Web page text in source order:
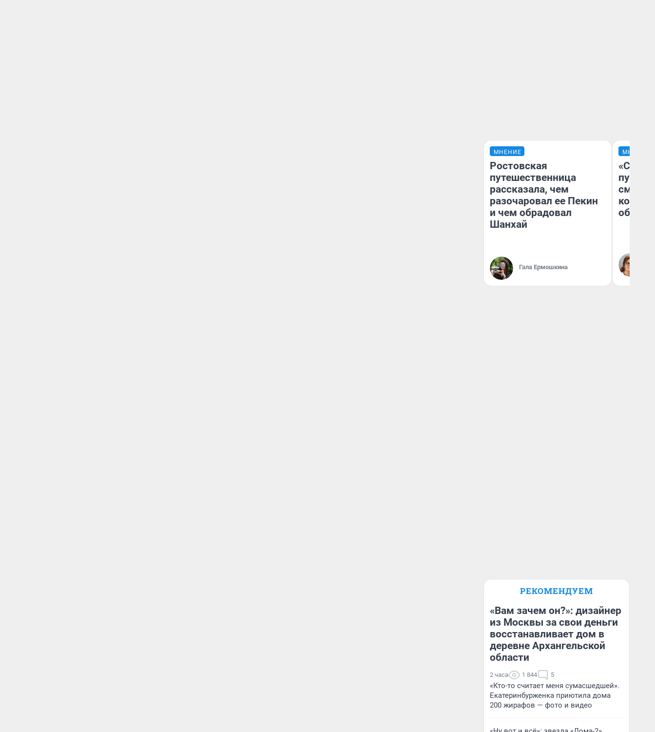
МНЕНИЕ
Ростовская
путешественница
рассказала, чем
разочаровал ее Пекин
и чем обрадовал
Шанхай
Гала Ермошкина
МНЕНИЕ
РЕКОМЕНДУЕМ
«Вам зачем он?»: дизайнер
из Москвы за свои деньги
восстанавливает дом в
деревне Архангельской
области
2 часа 1 844 5
«Кто-то считает меня сумасшедшей».
Екатеринбурженка приютила дома
200 жирафов — фото и видео